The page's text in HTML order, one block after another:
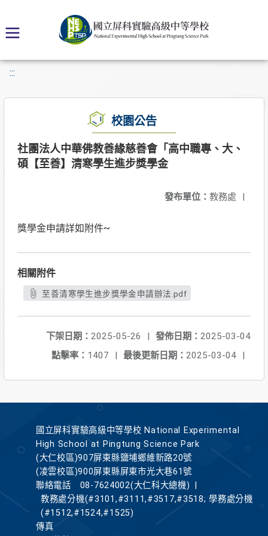
:::
校園公告
社團法人中華佛教善緣慈善會「高中職專、大、
碩【至善】清寒學生進步獎學金
發布單位： 教務處 |
獎學金申請詳如附件~
相關附件
至善清寒學生進步獎學金申請辦法.pdf
發佈日期： 2025-03-04
下架日期： 2025-05-26
|
最後更新日期： 2025-03-04 |
點擊率： 1407 |
國立屏科實驗高級中等學校 National Experimental
High School at Pingtung Science Park
(大仁校區)907屏東縣鹽埔鄉維新路20號
(凌雲校區)900屏東縣屏東市光大巷61號
聯絡電話
08-7624002(大仁科大總機)
教務處分機(#3101,#3111,#3517,#3518; 學務處分機
(#1512,#1524,#1525)
傳真